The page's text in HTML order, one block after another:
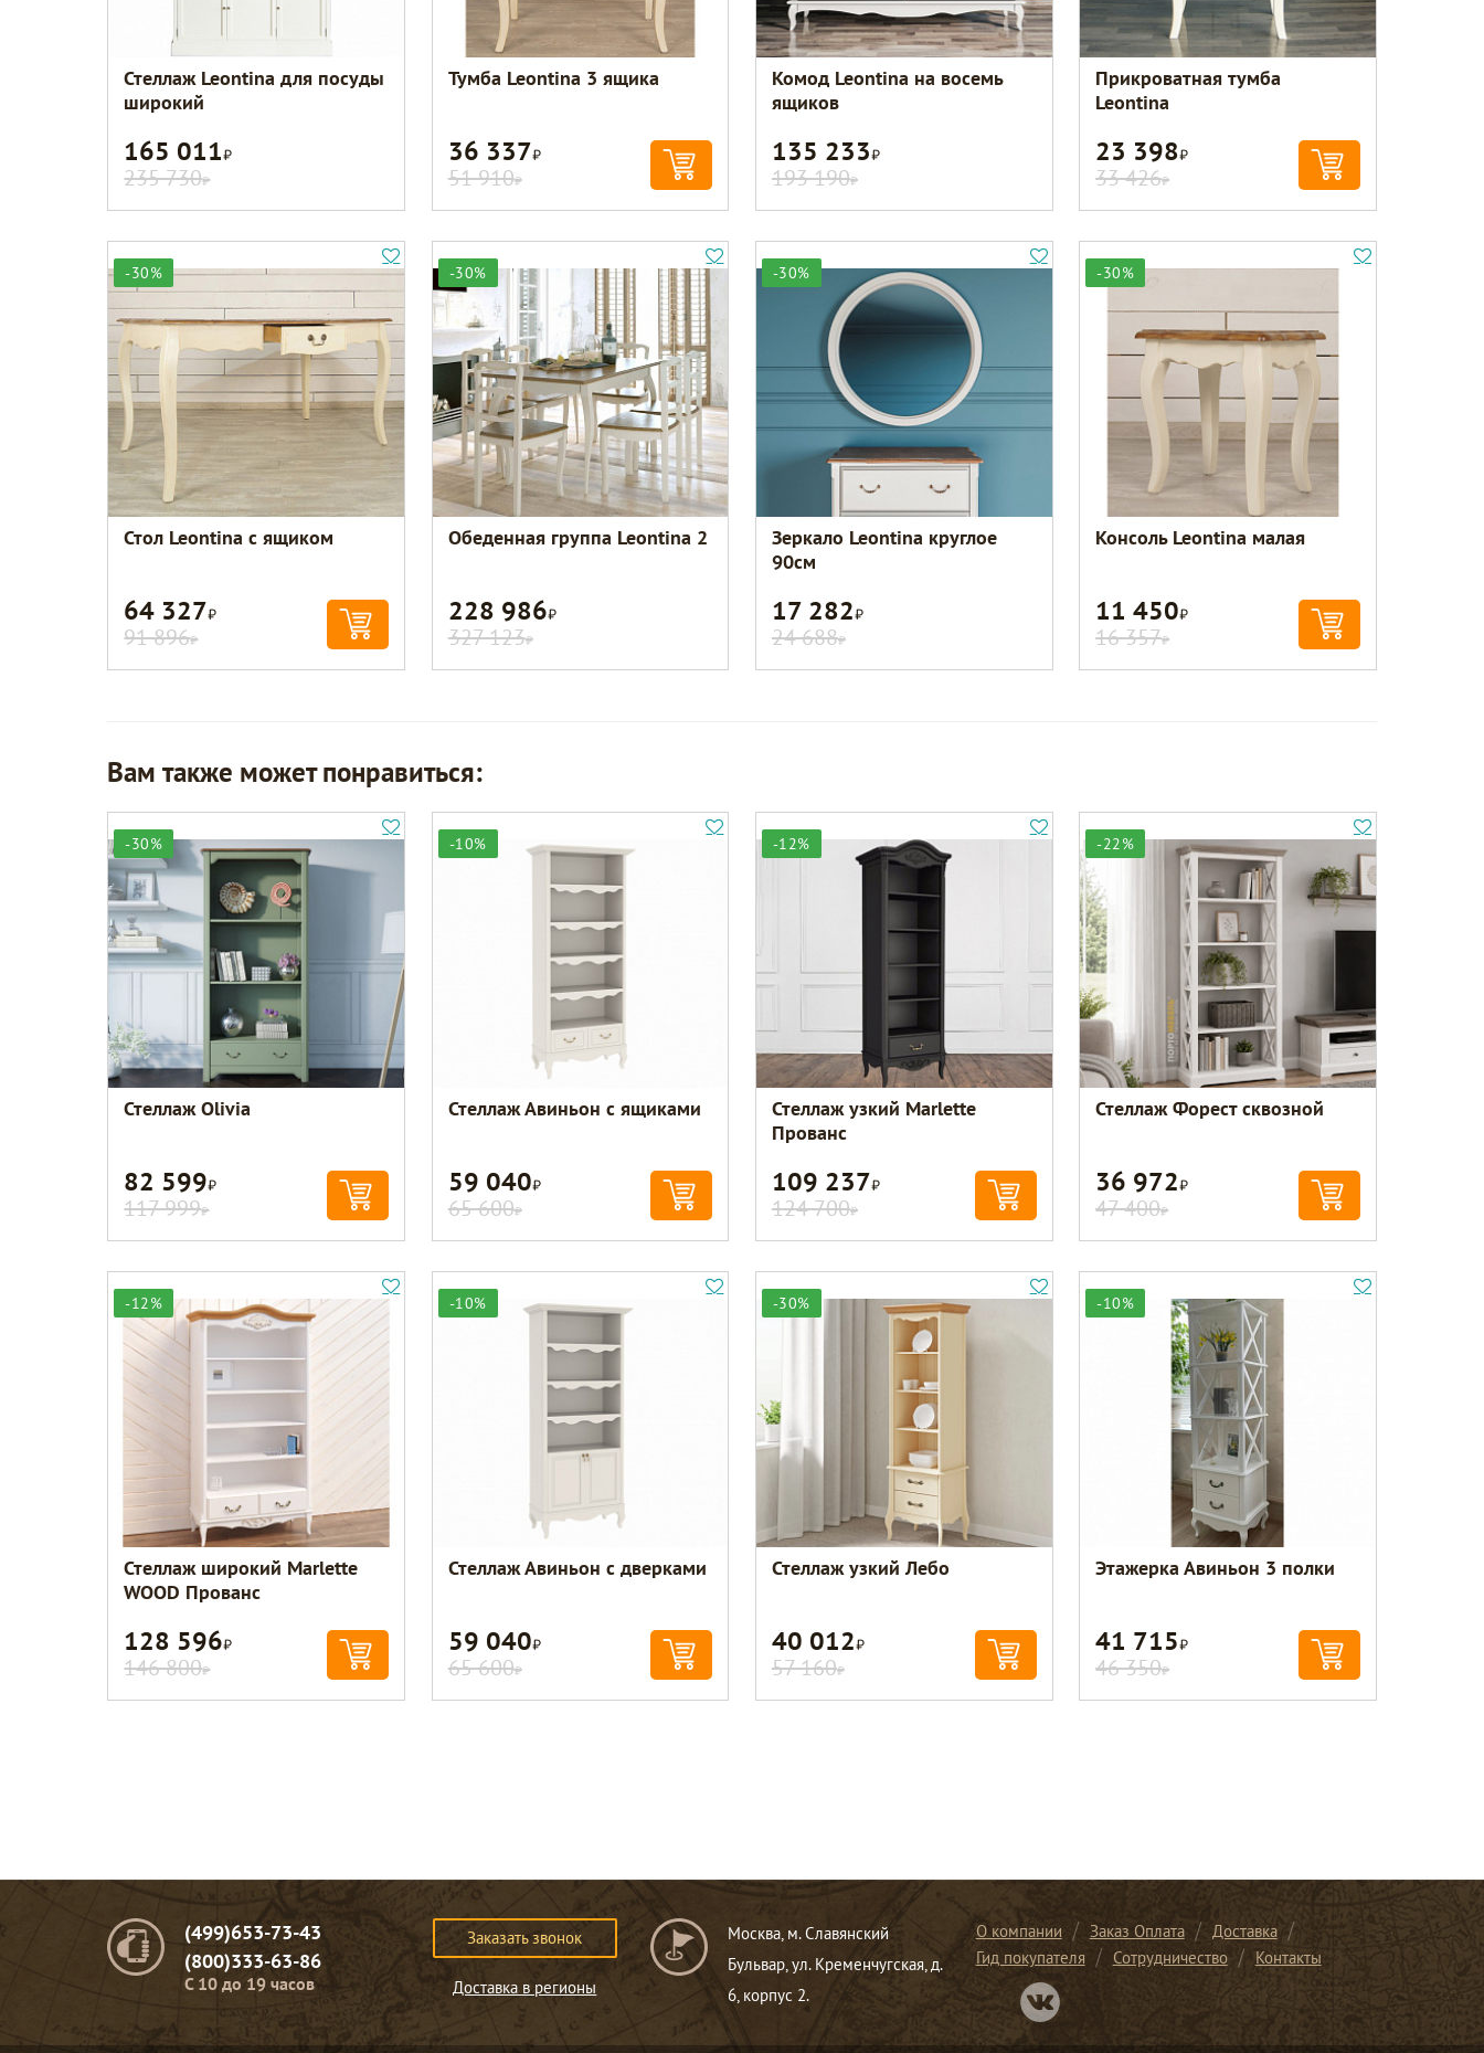
Стеллаж Leontina для посуды
широкий
165 011Р
235 730Р
Тумба Leontina 3 ящика
36 337Р
51 910Р
Комод Leontina на восемь
ящиков
135 233Р
193 190Р
Прикроватная тумба
Leontina
23 398Р
33 426Р
-30%
Стол Leontina с ящиком
64 327Р
91 896Р
-30%
Обеденная группа Leontina 2
228 986Р
327 123Р
-30%
Зеркало Leontina круглое
90см
17 282Р
24 688Р
-30%
Консоль Leontina малая
11 450Р
16 357Р
Вам также может понравиться:
-30%
Стеллаж Olivia
82 599Р
117 999Р
-10%
Стеллаж Авиньон с ящиками
59 040Р
65 600Р
-12%
Стеллаж узкий Marlette
Прованс
109 237Р
124 700Р
-22%
Стеллаж Форест сквозной
36 972Р
47 400Р
-12%
Стеллаж широкий Marlette
WOOD Прованс
128 596Р
146 800Р
-10%
Стеллаж Авиньон с дверками
59 040Р
65 600Р
-30%
Стеллаж узкий Лебо
40 012Р
57 160Р
-10%
Этажерка Авиньон 3 полки
41 715Р
46 350Р
(499)653-73-43
(800)333-63-86
C 10 до 19 часов
Заказать звонок
Доставка в регионы
Москва, м. Славянский
Бульвар, ул. Кременчугская, д.
6, корпус 2.
О компании Заказ Оплата
Доставка
Гид покупателя
Сотрудничество
Контакты
Перейти в нашу группу Вконтакте